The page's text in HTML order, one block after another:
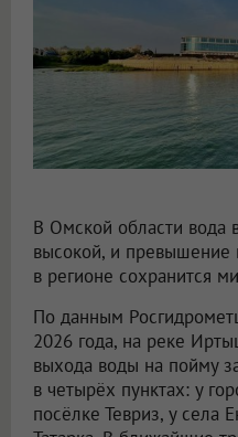
В Омской области вода
высокой, и
в регионе сохранится
По данным
2026 года, на реке
выхода воды на пойму
в четырёх пунктах: у
посёлке Тевриз, у села